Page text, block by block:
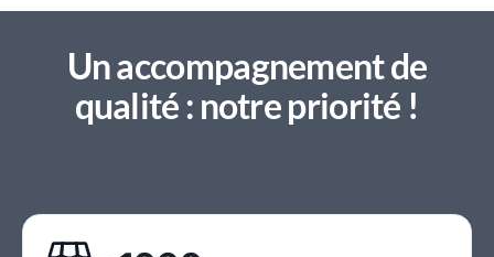
Un accompagnement de
qualité : notre priorité !